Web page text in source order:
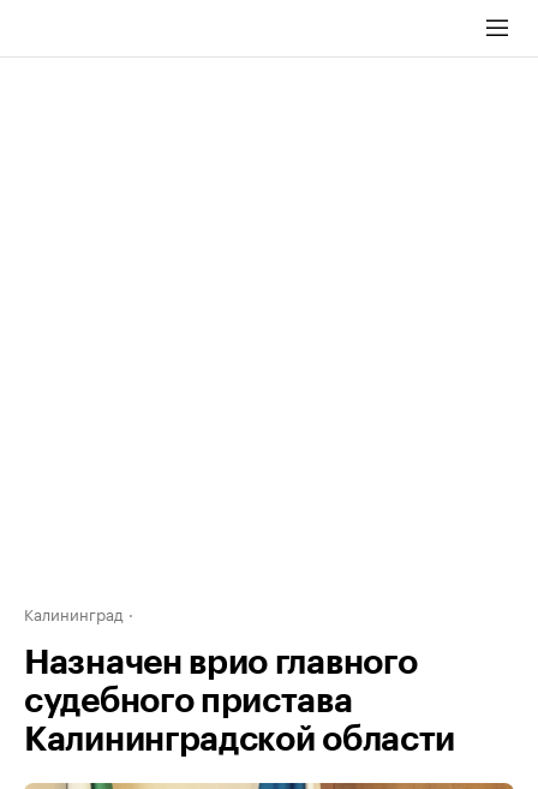
Калининград
Назначен врио главного
судебного пристава
Калининградской области